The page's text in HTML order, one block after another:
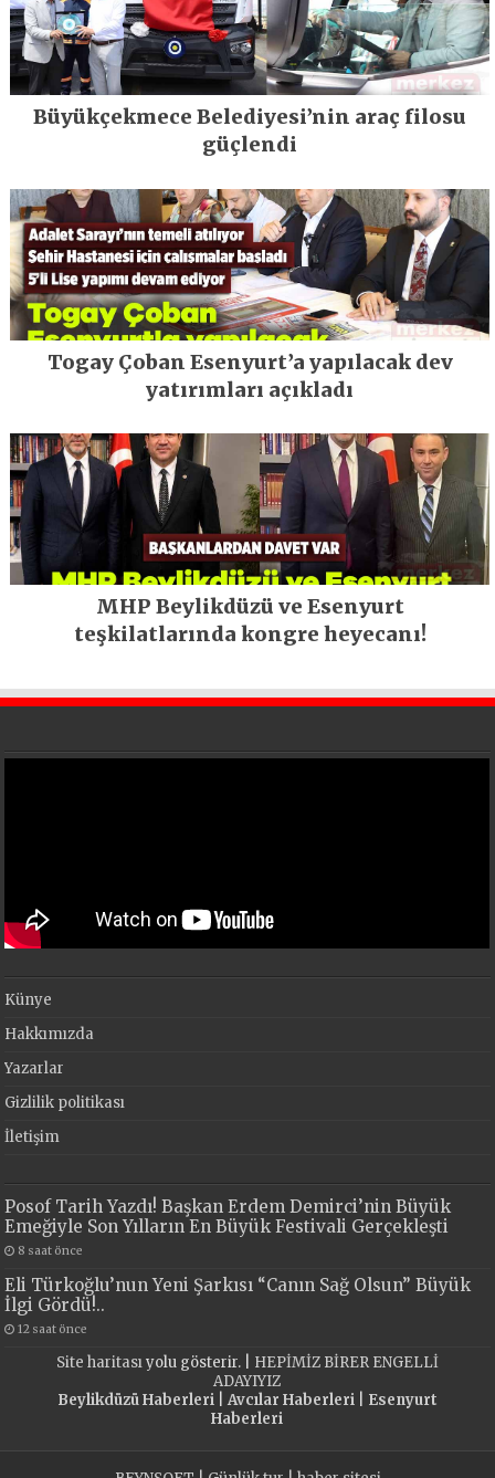
Büyükçekmece Belediyesi’nin araç filosu
güçlendi
Togay Çoban Esenyurt’a yapılacak dev
yatırımları açıkladı
MHP Beylikdüzü ve Esenyurt
teşkilatlarında kongre heyecanı!
Künye
Hakkımızda
Yazarlar
Gizlilik politikası
İletişim
Posof Tarih Yazdı! Başkan Erdem Demirci’nin Büyük
Emeğiyle Son Yılların En Büyük Festivali Gerçekleşti
8 saat önce
Eli Türkoğlu’nun Yeni Şarkısı “Canın Sağ Olsun” Büyük
İlgi Gördü!..
12 saat önce
Site haritasıyolu gösterir. | HEPİMİZ BİRER ENGELLİ
ADAYIYIZ
Beylikdüzü Haberleri| Avcılar Haberleri| Esenyurt
Haberleri